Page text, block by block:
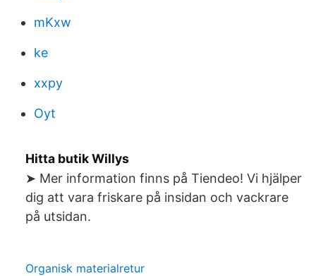
mKxw
ke
xxpy
Oyt
Hitta butik Willys
➤ Mer information finns på Tiendeo! Vi hjälper
dig att vara friskare på insidan och vackrare
på utsidan.
Organisk materialretur